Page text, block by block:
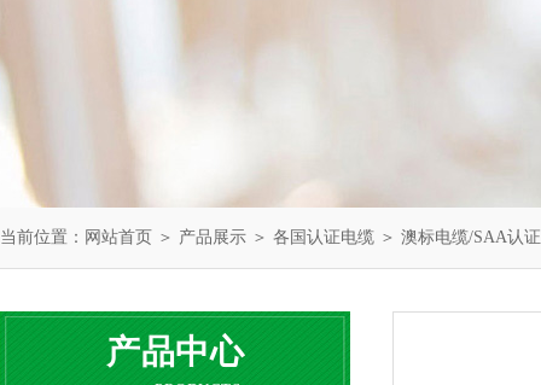
当前位置： 网站首页 ＞ 产品展示 ＞ 各国认证电缆 ＞ 澳标电缆/SAA认
产品中心